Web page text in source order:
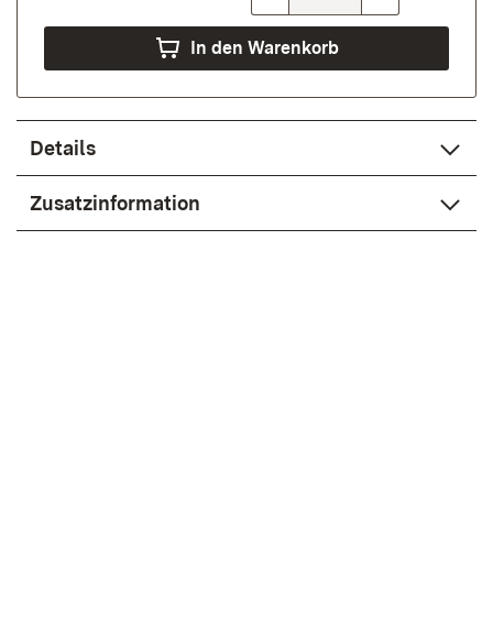
In den Warenkorb
Details
Zusatzinformation